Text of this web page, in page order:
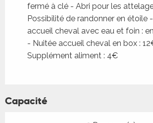
fermé à clé - Abri pour les
Possibilité de randonner en étoile
accueil cheval avec eau et foin :
- Nuitée accueil cheval en box :
Supplément aliment : 4€
Capacité